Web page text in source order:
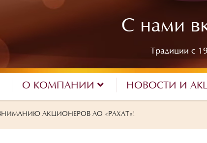
С нами
Традиции с
О КОМПАНИИ НОВОСТИ И
АКЦИОНЕРОВ АО «РАХАТ»!